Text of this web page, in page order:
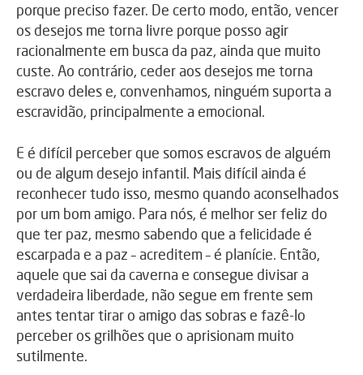
porque preciso fazer. De certo modo, então, vencer
os desejos me torna livre porque posso agir
racionalmente em busca da paz, ainda que muito
custe. Ao contrário, ceder aos desejos me torna
escravo deles e, convenhamos, ninguém suporta a
escravidão, principalmente a emocional.
E é difícil perceber que somos escravos de alguém
ou de algum desejo infantil. Mais difícil ainda é
reconhecer tudo isso, mesmo quando aconselhados
por um bom amigo. Para nós, é melhor ser feliz do
que ter paz, mesmo sabendo que a felicidade é
escarpada e a paz – acreditem – é planície. Então,
aquele que sai da caverna e consegue divisar a
verdadeira liberdade, não segue em frente sem
antes tentar tirar o amigo das sobras e fazê-lo
perceber os grilhões que o aprisionam muito
sutilmente.